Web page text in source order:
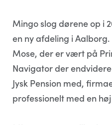
Mingo slog dørene op i
en ny afdeling i
Mose, der er vært på
Navigator der
Jysk Pension med,
professionelt med en